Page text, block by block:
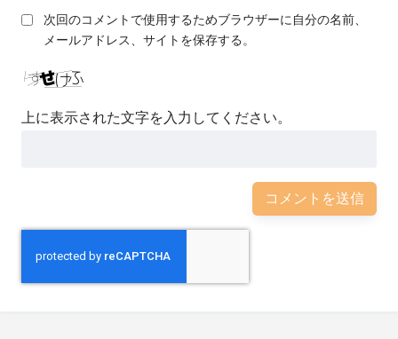
次回のコメントで使用するためブラウザーに自分の名前、
メールアドレス、サイトを保存する。
上に表示された文字を入力してください。